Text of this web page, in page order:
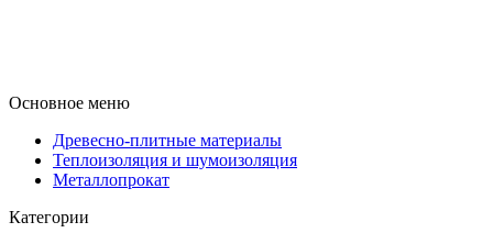
Основное меню
Древесно-плитные материалы
Теплоизоляция и шумоизоляция
Металлопрокат
Категории